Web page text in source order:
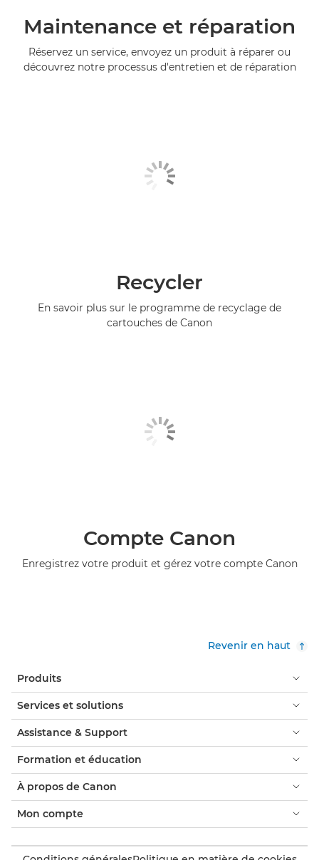
Maintenance et réparation
Réservez un service, envoyez un produit à réparer ou
découvrez notre processus d'entretien et de réparation
Recycler
En savoir plus sur le programme de recyclage de
cartouches de Canon
Compte Canon
Enregistrez votre produit et gérez votre compte Canon
Revenir en haut
Produits
Services et solutions
Assistance & Support
Formation et éducation
À propos de Canon
Mon compte